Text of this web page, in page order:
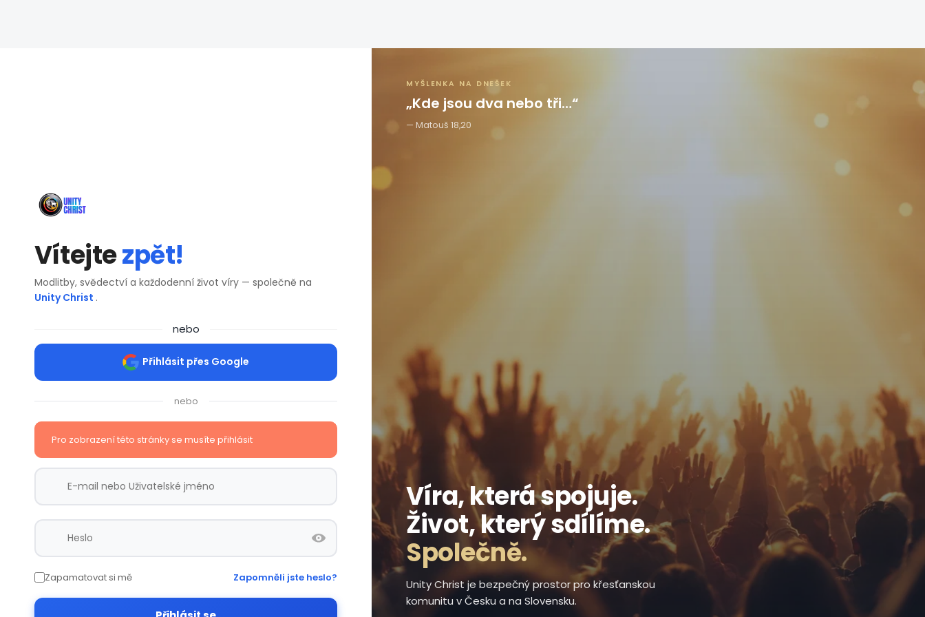
Vítejtezpět!
Modlitby, svědectví a každodenní život víry — společně na
Unity Christ .
nebo
Přihlásit přes Google
nebo
Pro zobrazení této stránky se musíte přihlásit
Zapamatovat si mě Zapomněli jste heslo?
Víra, která spojuje.
Život, který sdílíme.
Společně.
Unity Christ je bezpečný prostor pro křesťanskou
komunitu v Česku a na Slovensku.
MYŠLENKA NA DNEŠEK
„Kde jsou dva nebo tři…“
Matouš 18,20